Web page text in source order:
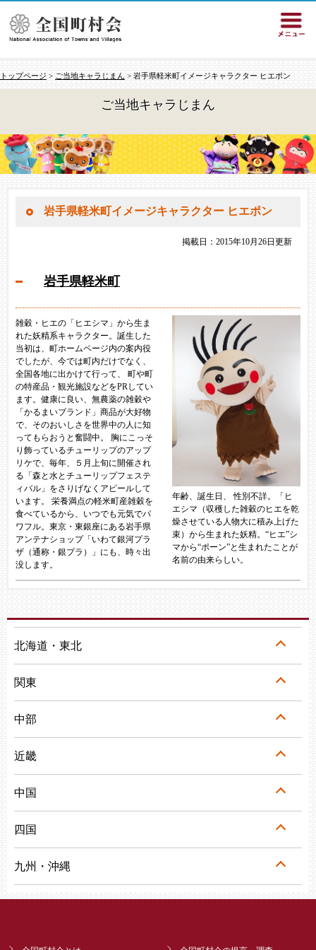
トップページ > ご当地キャラじまん > 岩手県軽米町イメージキャラクター ヒエポン
ご当地キャラじまん
岩手県軽米町イメージキャラクター ヒエポン
掲載日：2015年10月26日更新
岩手県軽米町
年齢、誕生日、 性別不詳。「ヒ
エシマ（収穫した雑穀のヒエを乾
燥させている人物大に積み上げた
束）から生まれた妖精。“ヒエ”シ
マから“ポーン”と生まれたことが
名前の由来らしい。
雑穀・ヒエの「ヒエシマ」から生ま
れた妖精系キャラクター。誕生した
当初は、町ホームページ内の案内役
でしたが、今では町内だけでなく、
全国各地に出かけて行って、 町や町
の特産品・観光施設などをPRしてい
ます。健康に良い、無農薬の雑穀や
「かるまいブランド」商品が大好物
で、そのおいしさを世界中の人に知
ってもらおうと奮闘中。 胸にこっそ
り飾っているチューリップのアップ
リケで、毎年、５月上旬に開催され
る「森と水とチューリップフェステ
ィバル」をさりげなくアピールして
います。 栄養満点の軽米町産雑穀を
食べているから、いつでも元気でパ
ワフル。東京・東銀座にある岩手県
アンテナショップ「いわて銀河プラ
ザ（通称・銀プラ）」にも、時々出
没します。
北海道・東北
関東
中部
近畿
中国
四国
九州・沖縄